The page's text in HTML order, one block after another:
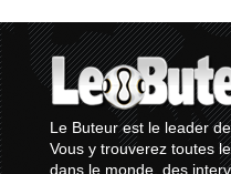
Le Buteur est le leader
Vous y trouverez toutes
dans le monde, des